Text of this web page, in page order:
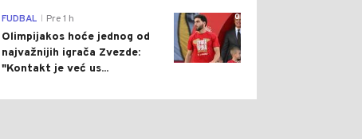
0
FUDBAL Pre 1 h
Olimpijakos hoće jednog od
najvažnijih igrača Zvezde:
"Kontakt je već us...